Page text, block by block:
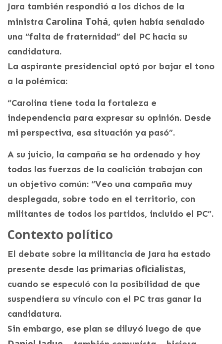
Jara también respondió a los dichos de la
ministra Carolina Tohá, quien había señalado
una “falta de fraternidad” del PC hacia su
candidatura.
La aspirante presidencial optó por bajar el tono
a la polémica:
“Carolina tiene toda la fortaleza e
independencia para expresar su opinión. Desde
mi perspectiva, esa situación ya pasó”.
A su juicio, la campaña se ha ordenado y hoy
todas las fuerzas de la coalición trabajan con
un objetivo común: “Veo una campaña muy
desplegada, sobre todo en el territorio, con
militantes de todos los partidos, incluido el PC”.
Contexto político
El debate sobre la militancia de Jara ha estado
presente desde las primarias oficialistas,
cuando se especuló con la posibilidad de que
suspendiera su vínculo con el PC tras ganar la
candidatura.
Sin embargo, ese plan se diluyó luego de que